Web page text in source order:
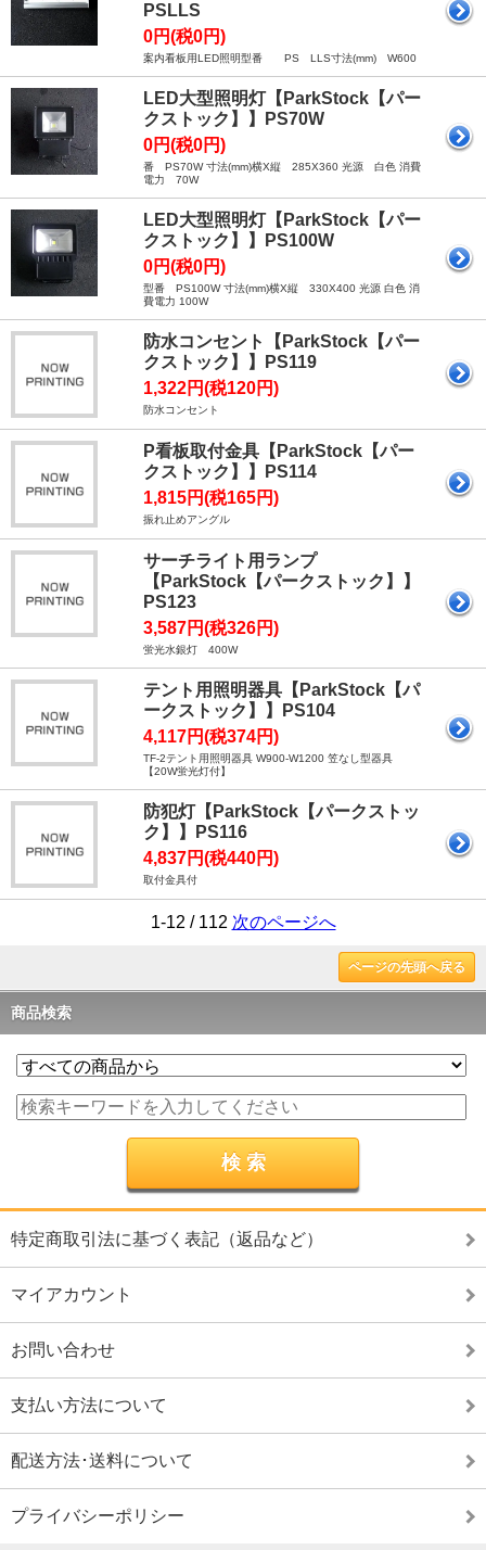
PSLLS
0円(税0円)
案内看板用LED照明型番 PS LLS寸法(mm) W600
LED大型照明灯【ParkStock【パー
クストック】】PS70W
0円(税0円)
番 PS70W 寸法(mm)横X縦 285X360 光源 白色 消費
電力 70W
LED大型照明灯【ParkStock【パー
クストック】】PS100W
0円(税0円)
型番 PS100W 寸法(mm)横X縦 330X400 光源 白色 消
費電力 100W
防水コンセント【ParkStock【パー
クストック】】PS119
1,322円(税120円)
防水コンセント
P看板取付金具【ParkStock【パー
クストック】】PS114
1,815円(税165円)
振れ止めアングル
サーチライト用ランプ
【ParkStock【パークストック】】
PS123
3,587円(税326円)
蛍光水銀灯 400W
テント用照明器具【ParkStock【パ
ークストック】】PS104
4,117円(税374円)
TF-2テント用照明器具 W900-W1200 笠なし型器具
【20W蛍光灯付】
防犯灯【ParkStock【パークストッ
ク】】PS116
4,837円(税440円)
取付金具付
1-12 / 112 次のページへ
ページの先頭へ戻る
商品検索
特定商取引法に基づく表記（返品など）
マイアカウント
お問い合わせ
支払い方法について
配送方法･送料について
プライバシーポリシー